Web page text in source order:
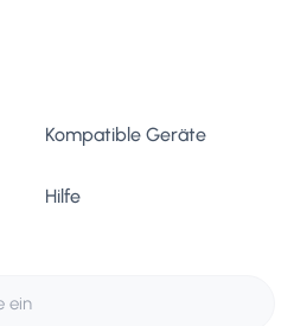
Kompatible Geräte
Hilfe